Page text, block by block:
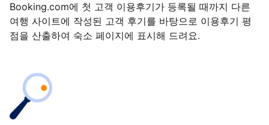
Booking.com에 첫 고객 이용후기가 등록될 때까지 다른
여행 사이트에 작성된 고객 후기를 바탕으로 이용후기 평
점을 산출하여 숙소 페이지에 표시해 드려요.